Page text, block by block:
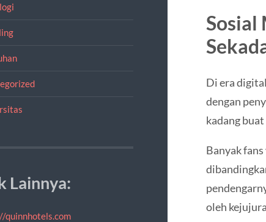
Lainnya:
quinnhotels.com
Sosial
Di era
dengan
kadang
Banyak
oleh